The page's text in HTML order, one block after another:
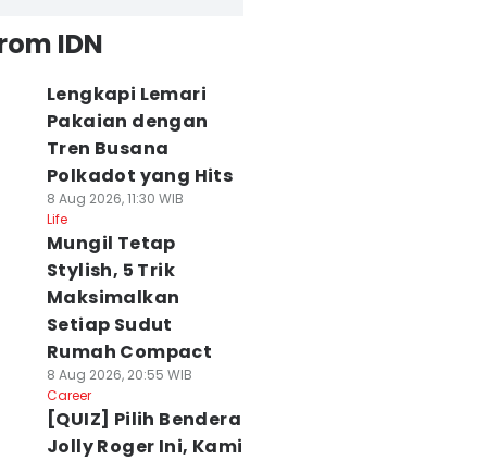
IDN
Lengkapi Lemari
Pakaian dengan
Tren Busana
Polkadot yang Hits
8 Aug 2026, 11:30 WIB
Life
Mungil Tetap
Stylish, 5 Trik
Maksimalkan
Setiap Sudut
Rumah Compact
8 Aug 2026, 20:55 WIB
Career
[QUIZ] Pilih Bendera
Jolly Roger Ini, Kami